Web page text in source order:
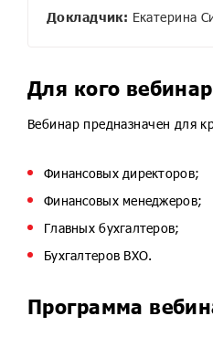
Докладчик: Екатерина
Для кого
Вебинар предназначен для
Финансовых директоров;
Финансовых менеджеров;
Главных бухгалтеров;
Бухгалтеров ВХО.
Программа